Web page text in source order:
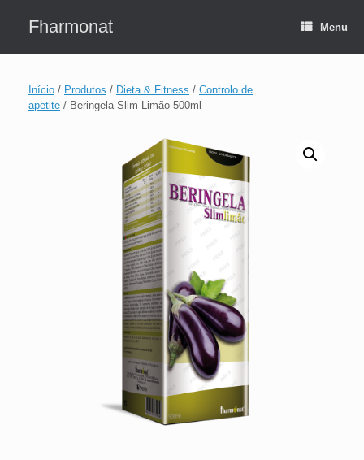
Fharmonat Menu
Início / Produtos / Dieta & Fitness / Controlo de
apetite / Beringela Slim Limão 500ml